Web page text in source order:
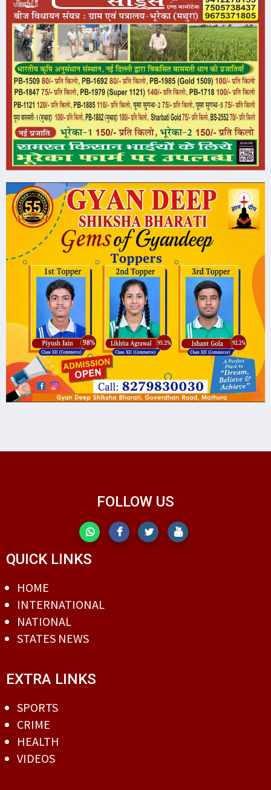
FOLLOW US
QUICK LINKS
HOME
INTERNATIONAL
NATIONAL
STATES NEWS
EXTRA LINKS
SPORTS
CRIME
HEALTH
VIDEOS